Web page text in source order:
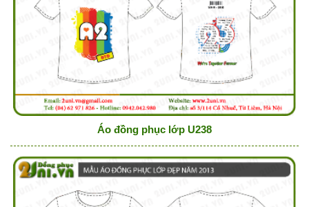
Áo đồng phục lớp U238